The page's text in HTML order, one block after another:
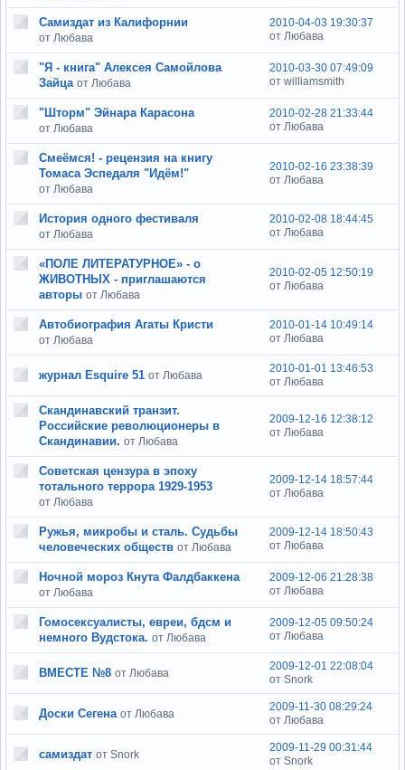
Самиздат из Калифорнии
от Любава
2010-04-03 19:30:37
от Любава
"Я - книга" Алексея Самойлова
Зайца от Любава
2010-03-30 07:49:09
от williamsmith
"Шторм" Эйнара Карасона
от Любава
2010-02-28 21:33:44
от Любава
Смеёмся! - рецензия на книгу
Томаса Эспедаля "Идём!"
от Любава
2010-02-16 23:38:39
от Любава
История одного фестиваля
от Любава
2010-02-08 18:44:45
от Любава
«ПОЛЕ ЛИТЕРАТУРНОЕ» - о
ЖИВОТНЫХ - приглашаются
авторы от Любава
2010-02-05 12:50:19
от Любава
Автобиография Агаты Кристи
от Любава
2010-01-14 10:49:14
от Любава
журнал Esquire 51 от Любава
2010-01-01 13:46:53
от Любава
Скандинавский транзит.
Российские революционеры в
Скандинавии. от Любава
2009-12-16 12:38:12
от Любава
Советская цензура в эпоху
тотального террора 1929-1953
от Любава
2009-12-14 18:57:44
от Любава
Ружья, микробы и сталь. Судьбы
человеческих обществ от Любава
2009-12-14 18:50:43
от Любава
Ночной мороз Кнута Фалдбаккена
от Любава
2009-12-06 21:28:38
от Любава
Гомосексуалисты, евреи, бдсм и
немного Вудстока. от Любава
2009-12-05 09:50:24
от Любава
ВМЕСТЕ №8 от Любава
2009-12-01 22:08:04
от Snork
Доски Сегена от Любава
2009-11-30 08:29:24
от Любава
самиздат от Snork
2009-11-29 00:31:44
от Snork